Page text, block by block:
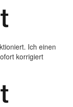
Ich einen
korrigiert